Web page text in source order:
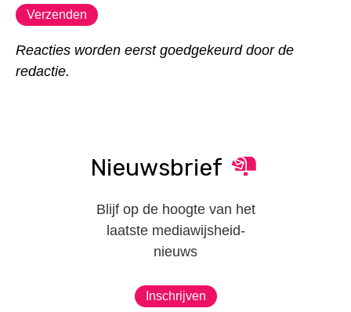
Reacties worden eerst goedgekeurd door de
redactie.
Nieuwsbrief
Blijf op de hoogte van het
laatste mediawijsheid-
nieuws
Inschrijven